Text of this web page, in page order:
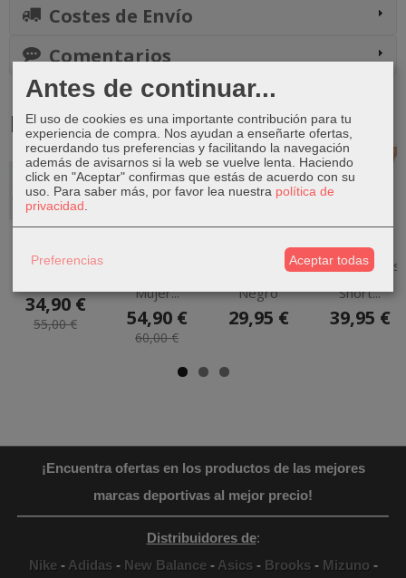
Costes de Envío
Comentarios
Productos Relacionados
-37 %
Bota Fútbol
Copa Pure 2
34,90 €
55,00 €
-9 %
Mujer...
54,90 €
60,00 €
Pantalón
Corto Adidas
Negro
29,95 €
Pantalón
Corto Adidas
Short...
39,95 €
¡Encuentra ofertas en los productos de las mejores
marcas deportivas al mejor precio!
Distribuidores de:
Nike- Adidas- New Balance- Asics- Brooks- Mizuno-
Antes de continuar...
El uso de cookies es una importante contribución para tu
experiencia de compra. Nos ayudan a enseñarte ofertas,
recuerdando tus preferencias y facilitando la navegación
además de avisarnos si la web se vuelve lenta. Haciendo
click en "Aceptar" confirmas que estás de acuerdo con su
uso. Para saber más, por favor lea nuestra política de
privacidad
Preferencias Aceptar todas